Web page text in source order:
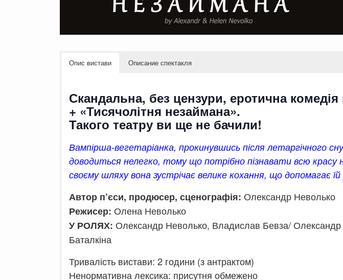
Опис вистави Описание спектакля
Скандальна, без цензури, еротична
+ «Тисячолітня незаймана».
Такого театру ви ще не бачили!
Вампірша-вегетаріанка, прокинувшись після летаргічного
доводиться нелегко, тому що потрібно пізнавати всю красу
своєму шляху вона зустрічає велике кохання, що допомагає їй
Автор п’єси, продюсер, сценографія: Олександр Неволько
Режисер: Олена Неволько
У РОЛЯХ: Олександр Неволько, Владислав Бевза/
Баталкіна
Тривалість вистави: 2 години (з антрактом)
Ненормативна лексика: присутня обмежено